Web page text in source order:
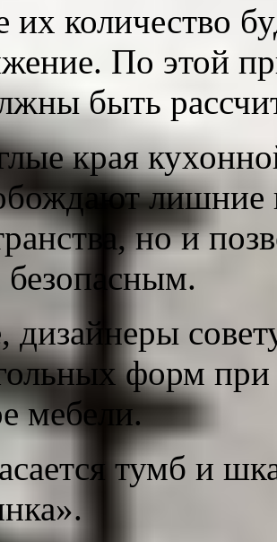
их количество
По этой
быть
края
лишние
но и
безопасным.
форм
мебели.
тумб и